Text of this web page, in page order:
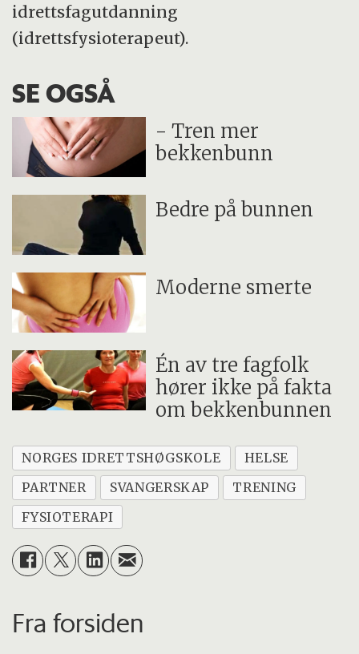
idrettsfagutdanning
(idrettsfysioterapeut).
SE OGSÅ
- Tren mer
bekkenbunn
Bedre på bunnen
Moderne smerte
Én av tre fagfolk
hører ikke på fakta
om bekkenbunnen
NORGES IDRETTSHØGSKOLE
HELSE
PARTNER
SVANGERSKAP
TRENING
FYSIOTERAPI
Fra forsiden